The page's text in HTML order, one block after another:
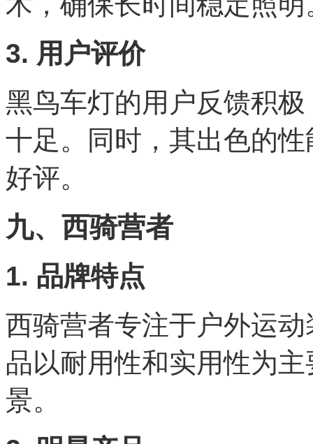
3. 用户评价
黑鸟车灯的用户反馈积
十足。同时，其出色的
好评。
九、西骑营者
1. 品牌特点
西骑营者专注于户外运
品以耐用性和实用性为
景。